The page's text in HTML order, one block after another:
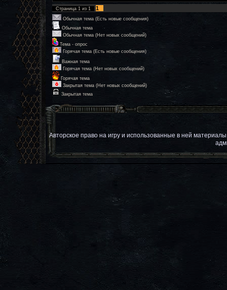
Страница 1 из 1 1
Обычная тема (Есть новые сообщения)
Обычная тема
Обычная тема (Нет новых сообщений)
Тема - опрос
Горячая тема (Есть новые сообщения)
Важная тема
Горячая тема (Нет новых сообщений)
Горячая тема
Закрытая тема (Нет новых сообщений)
Закрытая тема
Авторское право на игру и использованные в ней